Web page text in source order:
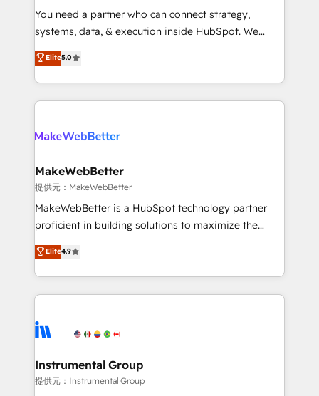
customer lifecycle through seamless integrations,
ensure long-term adoption with change-
and service to drive sustainable growth With 6 key
HubSpot accreditations and experience across
You need a partner who can connect strategy,
systems, data, & execution inside HubSpot. We
bridge the gap where most agencies fall short by
combining GTM strategy with technical execution to
solve the right problem with the right solution. As the
only firm in the world to hold Elite Partner
clients gain a unique advantage in CRM architecture,
market execution. Why B2B Businesses Choose RP: -
Secure: Soc2 compliant 🛡️ - Pricing: Implementations
starting at $1,5k 💵 - Speed: Launch in 14 days ⚡ -
Global: 75+ RPers across five continents 🌐 - Scale:
HubSpot Partner 🪴 - Sales Hub: More
implementations than any other Partner 💻 -
agency for an Ops problem. Don't hire a technical
agency for a growth problem. Hire a partner built to
Elite5.0
MakeWebBetter
提供元：MakeWebBetter
MakeWebBetter is a HubSpot technology partner
proficient in building solutions to maximize the
operational efficiency of HubSpot. The fastest-
growing tech-enabler & facilitator, MakeWebBetter,
hands you the blend of HubSpot expertise &
eminent solutions & integrations. Trust us to
Elite Partners with 10+ years of HubSpot experience
Premier Partner 2023 🌟5 HubSpot Accreditations 🌟
Won HubSpot Theme Challenge 2021 🌟INBOUND’19
Elite4.9
Instrumental Group
提供元：Instrumental Group